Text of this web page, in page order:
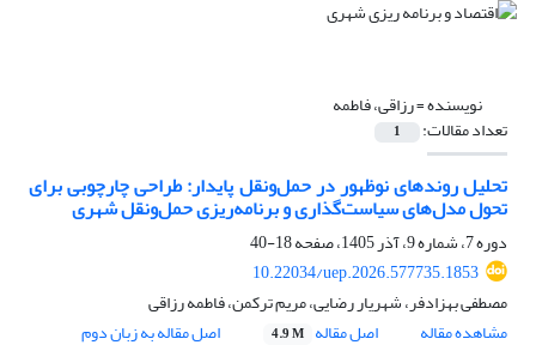
نویسنده =رزاقی، فاطمه
تعداد مقالات: 1
تحلیل روندهای نوظهور در حمل‌ونقل پایدار: طراحی چارچوبی برای
تحول مدل‌های سیاست‌گذاری و برنامه‌ریزی حمل‌ونقل شهری
دوره 7، شماره 9، آذر 1405، صفحه
18-40
10.22034/uep.2026.577735.1853
مصطفی بهزادفر، شهریار رضایی، مریم ترکمن، فاطمه رزاقی
مشاهده مقاله
اصل مقاله 4.9 M اصل مقاله به زبان دوم